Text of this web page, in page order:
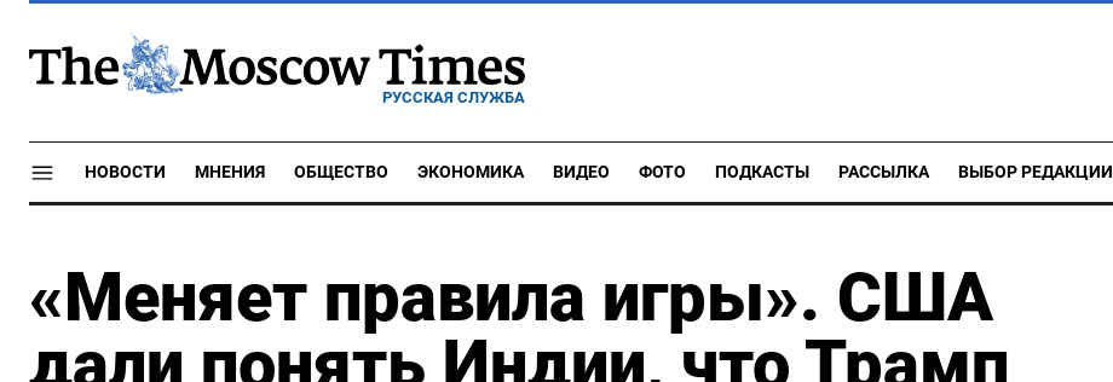
РУССКАЯ СЛУЖБА
НОВОСТИ МНЕНИЯ ОБЩЕСТВО ЭКОНОМИКА ВИДЕО ФОТО ПОДКАСТЫ РАССЫЛКА ВЫБОР РЕДАКЦИИ
«Меняет правила игры». США
дали понять Индии, что Трамп